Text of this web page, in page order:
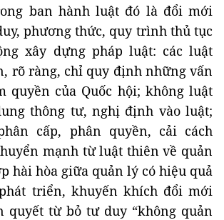
ban hành luật đó là đổi mới
phương thức, quy trình thủ tục
xây dựng pháp luật: các luật
rõ ràng, chỉ quy định những vấn
quyền của Quốc hội; không luật
thông tư, nghị định vào luật;
cấp, phân quyền, cải cách
mạnh từ luật thiên về quản
hài hòa giữa quản lý có hiệu quả
triển, khuyến khích đổi mới
quyết từ bỏ tư duy “không quản